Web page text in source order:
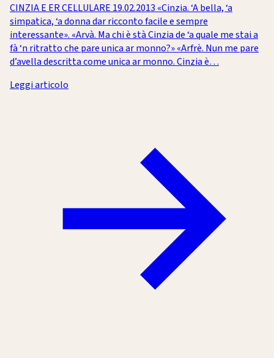
CINZIA E ER CELLULARE 19.02.2013 «Cinzia. ‘A bella, ‘a
simpatica, ‘a donna dar ricconto facile e sempre
interessante». «Arvà. Ma chi è stà Cinzia de ‘a quale me stai a
fà ‘n ritratto che pare unica ar monno?» «Arfrè. Nun me pare
d’avella descritta come unica ar monno. Cinzia è…
Leggi articolo